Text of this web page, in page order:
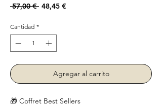
57,00 € Precio
48,45 €
Cantidad *
Agregar al carrito
🎁 Coffret Best Sellers